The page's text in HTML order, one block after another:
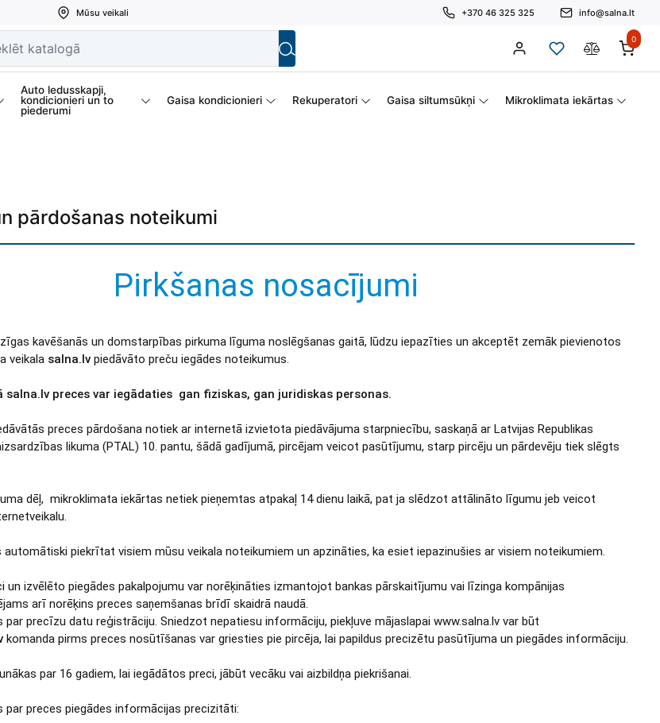
Mūsu veikali +370 46 325 325 info@salna.lt
0
Auto ledusskapji,
kondicionieri un to
piederumi
Gaisa kondicionieri Rekuperatori Gaisa siltumsūkņi Mikroklimata iekārtas
pārdošanas noteikumi
Pirkšanas nosacījumi
kavēšanās un domstarpības pirkuma līguma noslēgšanas gaitā, lūdzu iepazīties un akceptēt zemāk pievienotos
veikala salna.lv piedāvāto preču iegādes noteikumus.
salna.lv preces var iegādaties gan fiziskas, gan juridiskas personas.
preces pārdošana notiek ar internetā izvietota piedāvājuma starpniecību, saskaņā ar Latvijas Republikas
likuma (PTAL) 10. pantu, šādā gadījumā, pircējam veicot pasūtījumu, starp pircēju un pārdevēju tiek slēgts
dēļ, mikroklimata iekārtas netiek pieņemtas atpakaļ 14 dienu laikā, pat ja slēdzot attālināto līgumu jeb veicot
piekrītat visiem mūsu veikala noteikumiem un apzināties, ka esiet iepazinušies ar visiem noteikumiem.
un izvēlēto piegādes pakalpojumu var norēķināties izmantojot bankas pārskaitījumu vai līzinga kompānijas
arī norēķins preces saņemšanas brīdī skaidrā naudā.
par precīzu datu reģistrāciju. Sniedzot nepatiesu informāciju, piekļuve mājaslapai www.salna.lv var būt
komanda pirms preces nosūtīšanas var griesties pie pircēja, lai papildus precizētu pasūtījuma un piegādes informāciju.
par 16 gadiem, lai iegādātos preci, jābūt vecāku vai aizbildņa piekrišanai.
par preces piegādes informācijas precizitāti: